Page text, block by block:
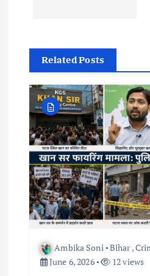
Related Posts
Ambika Soni Bihar,
June 6, 2026
12 views